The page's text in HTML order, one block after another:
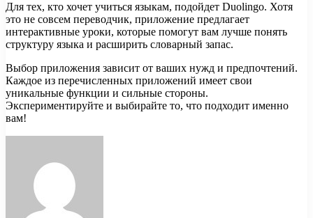
Для тех, кто хочет учиться языкам, подойдет Duolingo. Хотя
это не совсем переводчик, приложение предлагает
интерактивные уроки, которые помогут вам лучше понять
структуру языка и расширить словарный запас.
Выбор приложения зависит от ваших нужд и предпочтений.
Каждое из перечисленных приложений имеет свои
уникальные функции и сильные стороны.
Экспериментируйте и выбирайте то, что подходит именно
вам!